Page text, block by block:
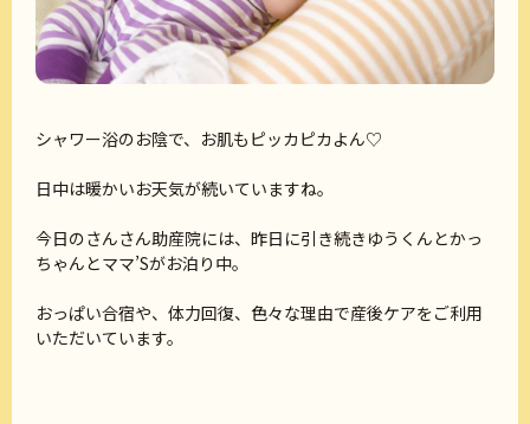
シャワー浴のお陰で、お肌もピッカピカよん♡
日中は暖かいお天気が続いていますね。
今日のさんさん助産院には、昨日に引き続きゆうくんとかっ
ちゃんとママ’Sがお泊り中。
おっぱい合宿や、体力回復、色々な理由で産後ケアをご利用
いただいています。